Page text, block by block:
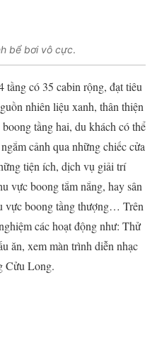
bể bơi vô cực.
có 35 cabin rộng, đạt tiêu
nhiên liệu xanh, thân thiện
tầng hai, du khách có thể
cảnh qua những chiếc cửa
tiện ích, dịch vụ giải trí
vực boong tắm nắng, hay sân
vực boong tầng thượng… Trên
các hoạt động như: Thử
ăn, xem màn trình diễn nhạc
Cửu Long.